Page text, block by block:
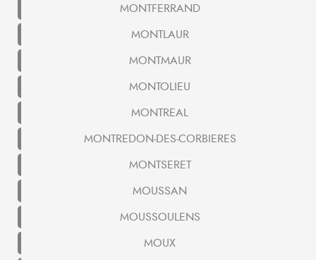
MONTFERRAND
MONTLAUR
MONTMAUR
MONTOLIEU
MONTREAL
MONTREDON-DES-CORBIERES
MONTSERET
MOUSSAN
MOUSSOULENS
MOUX